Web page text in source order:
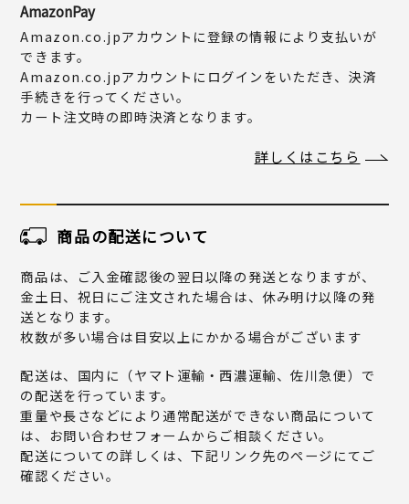
AmazonPay
Amazon.co.jpアカウントに登録の情報により支払いが
できます。
Amazon.co.jpアカウントにログインをいただき、決済
手続きを行ってください。
カート注文時の即時決済となります。
詳しくはこちら
商品の配送について
商品は、ご入金確認後の翌日以降の発送となりますが、
金土日、祝日にご注文された場合は、休み明け以降の発
送となります。
枚数が多い場合は目安以上にかかる場合がございます
配送は、国内に（ヤマト運輸・西濃運輸、佐川急便）で
の配送を行っています。
重量や長さなどにより通常配送ができない商品について
は、お問い合わせフォームからご相談ください。
配送についての詳しくは、下記リンク先のページにてご
確認ください。